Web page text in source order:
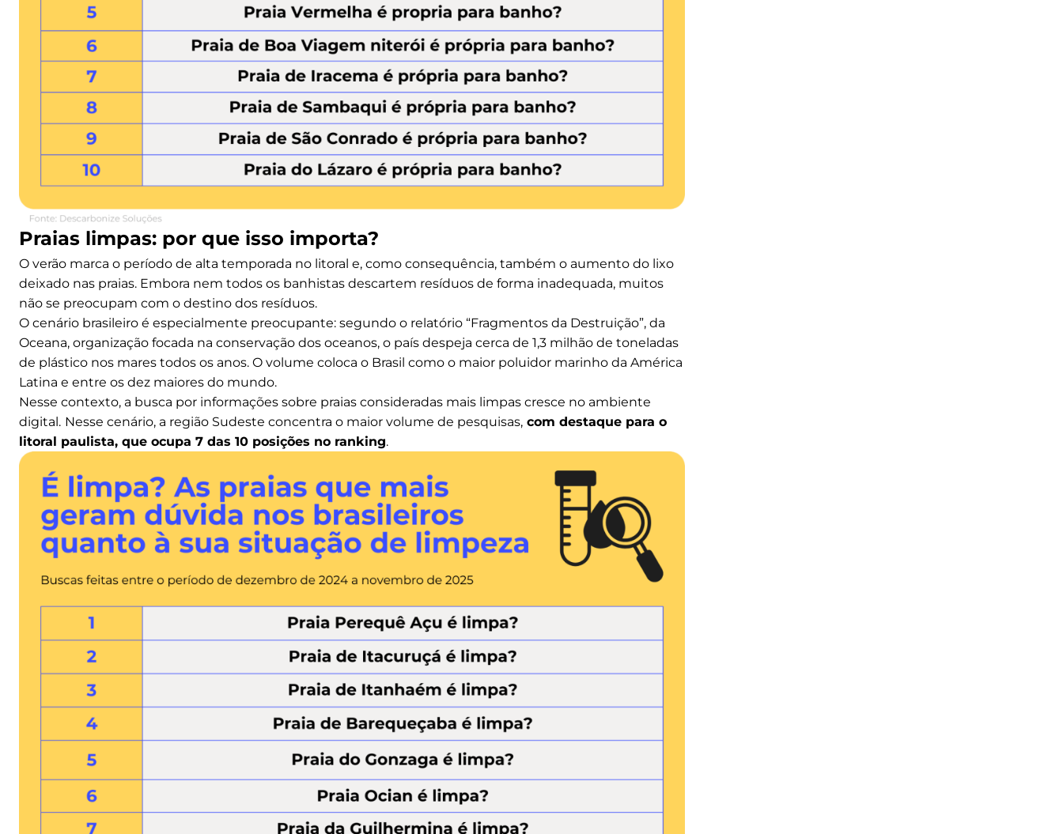
Praias limpas: por que isso importa?
O verão marca o período de alta temporada no litoral e, como consequência, também o aumento do lixo
deixado nas praias. Embora nem todos os banhistas descartem resíduos de forma inadequada, muitos
não se preocupam com o destino dos resíduos.
O cenário brasileiro é especialmente preocupante: segundo o relatório “Fragmentos da Destruição”, da
Oceana, organização focada na conservação dos oceanos, o país despeja cerca de 1,3 milhão de toneladas
de plástico nos mares todos os anos. O volume coloca o Brasil como o maior poluidor marinho da América
Latina e entre os dez maiores do mundo.
Nesse contexto, a busca por informações sobre praias consideradas mais limpas cresce no ambiente
digital. Nesse cenário, a região Sudeste concentra o maior volume de pesquisas, com destaque para o
litoral paulista, que ocupa 7 das 10 posições no ranking.